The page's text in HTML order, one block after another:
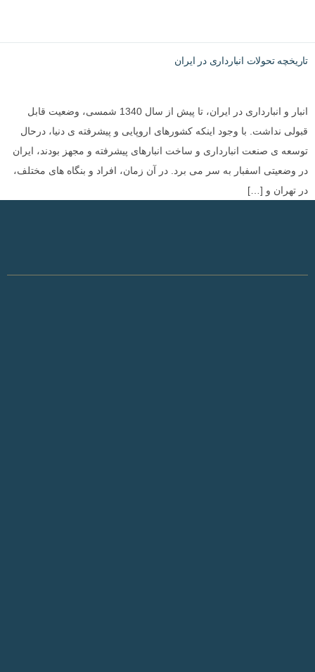
تاریخچه تحولات انبارداری در ایران
انبار و انبارداری در ایران، تا پیش از سال 1340 شمسی، وضعیت قابل
قبولی نداشت. با وجود اینکه کشورهای اروپایی و پیشرفته ی دنیا، درحال
توسعه ی صنعت انبارداری و ساخت انبارهای پیشرفته و مجهز بودند، ایران
در وضعیتی اسفبار به سر می برد. در آن زمان، افراد و بنگاه های مختلف،
در تهران و […]